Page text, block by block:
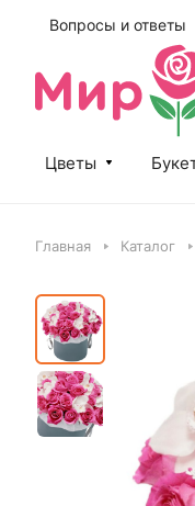
Вопросы и ответы
Цветы
Главная Каталог